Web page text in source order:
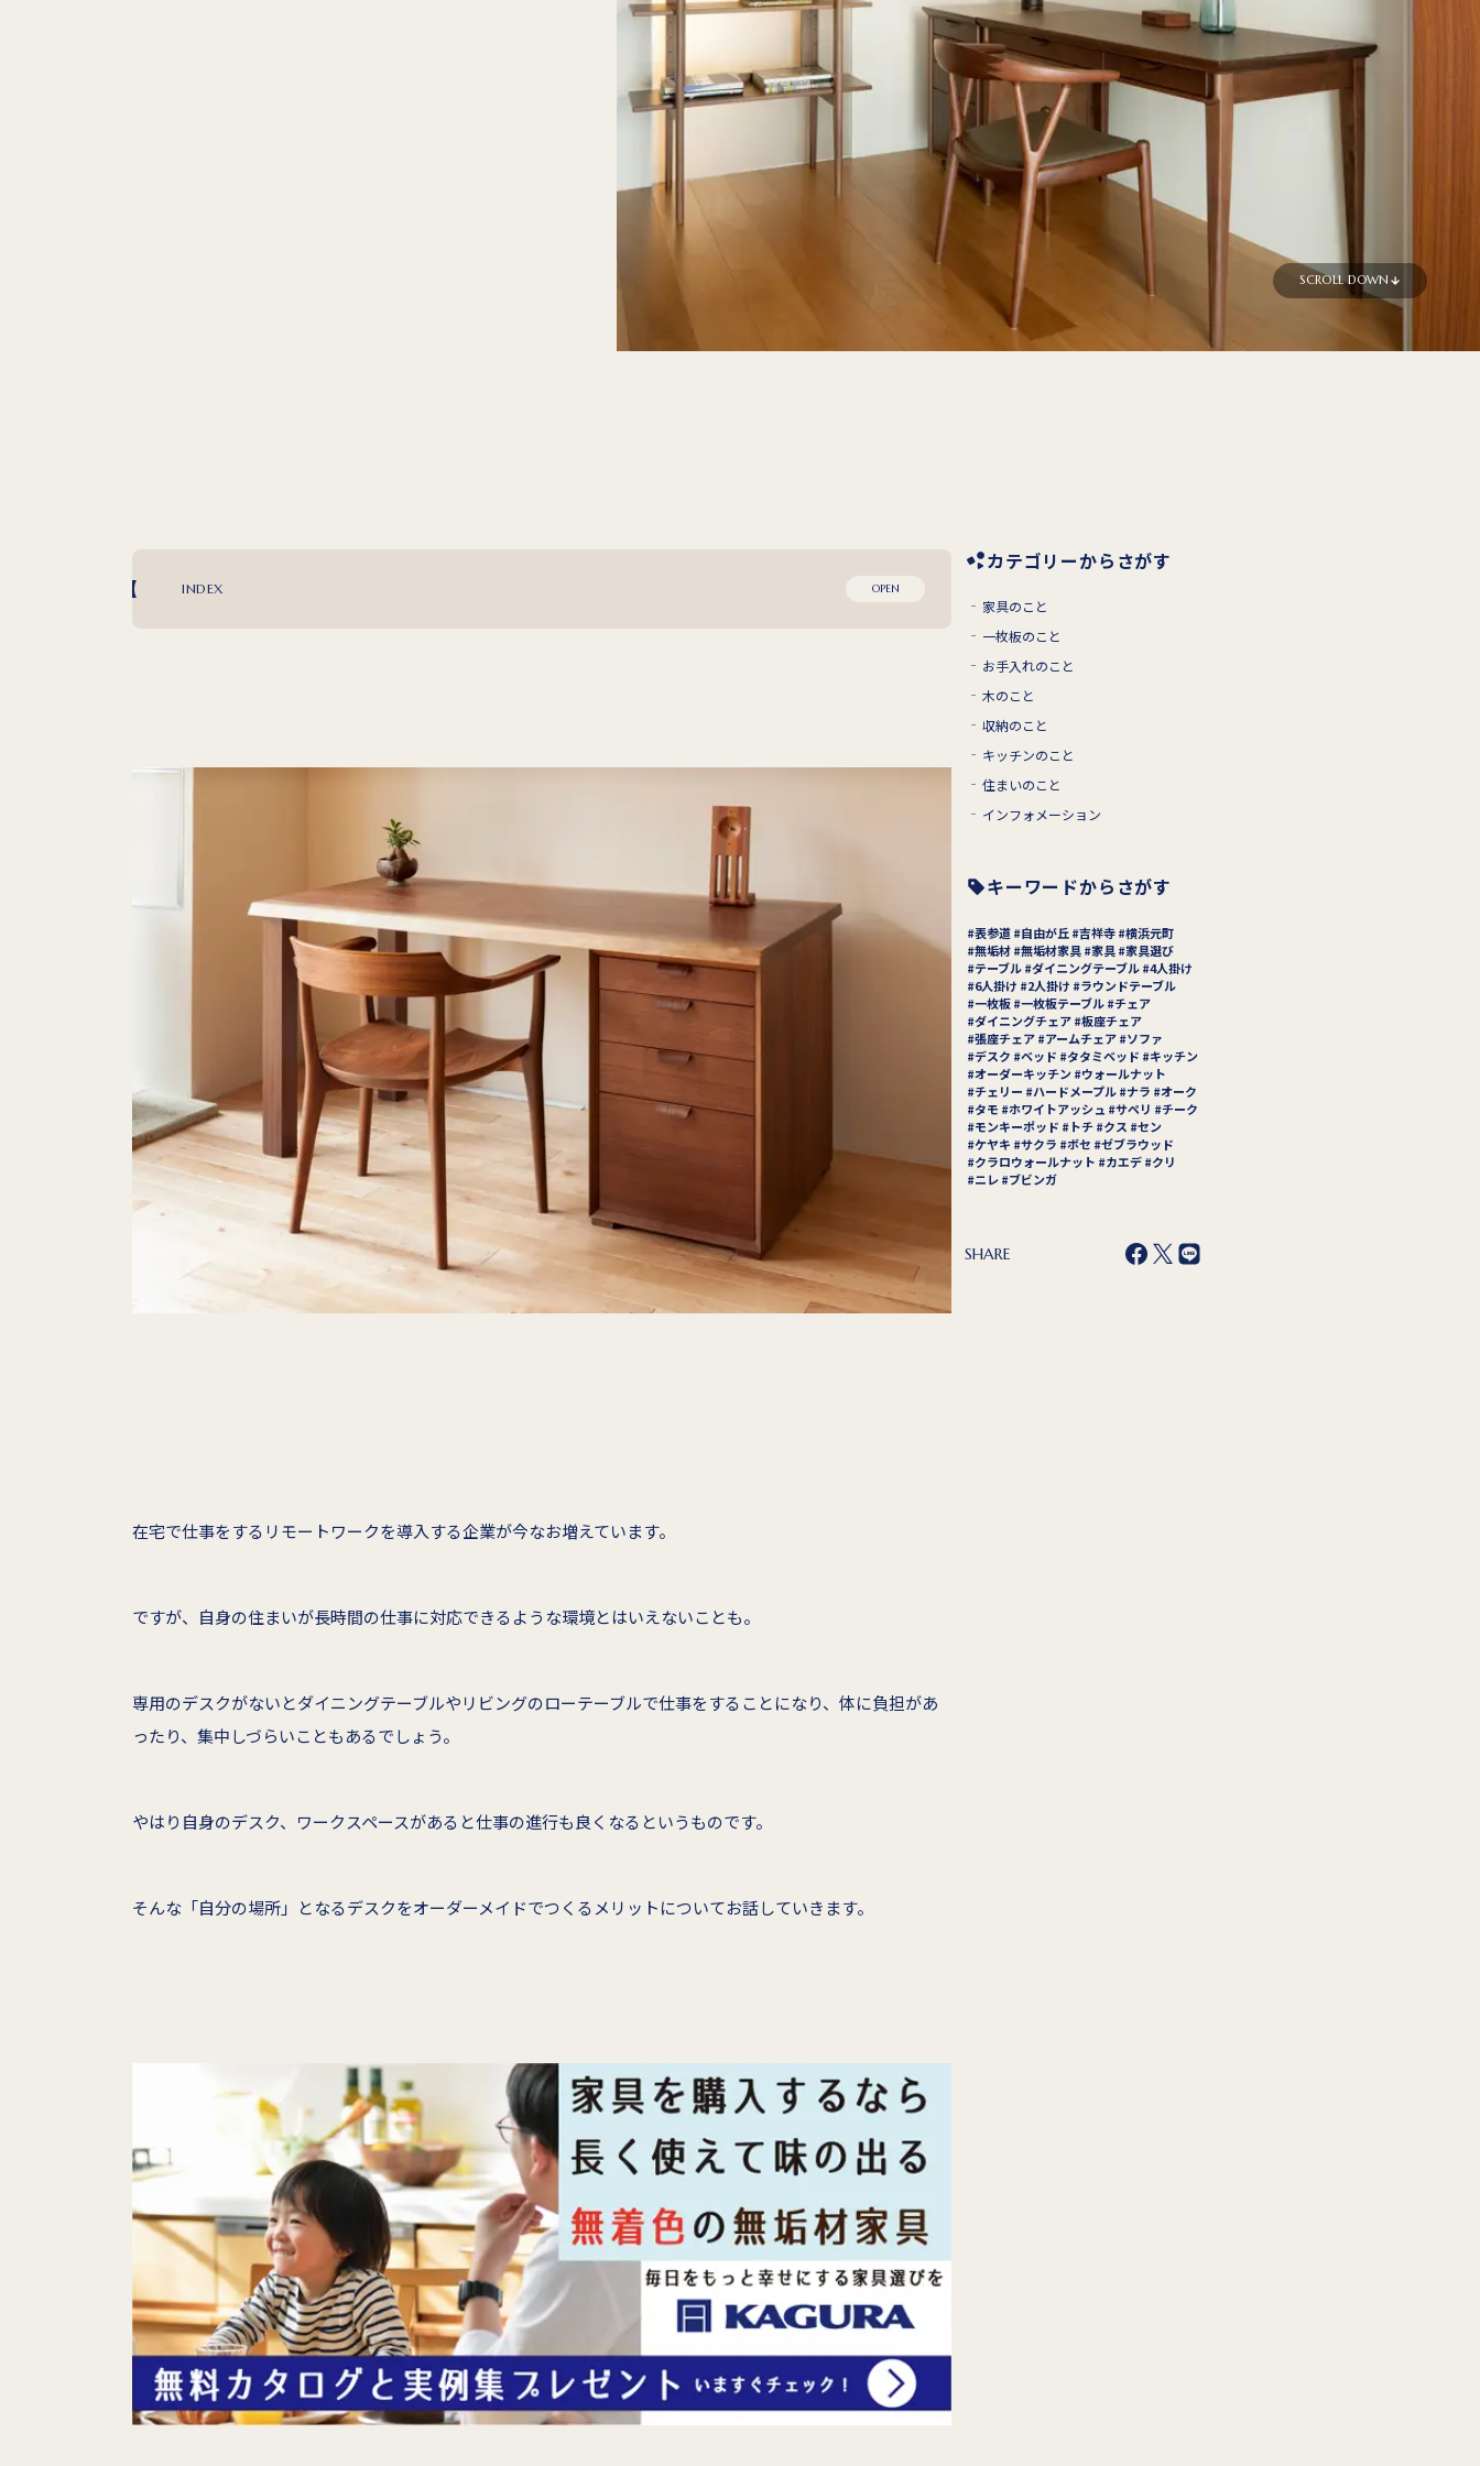
SCROLL DOWN
INDEX OPEN
在宅で仕事をするリモートワークを導入する企業が今なお増えています。
ですが、自身の住まいが長時間の仕事に対応できるような環境とはいえないことも。
専用のデスクがないとダイニングテーブルやリビングのローテーブルで仕事をすることになり、体に負担があ
ったり、集中しづらいこともあるでしょう。
やはり自身のデスク、ワークスペースがあると仕事の進行も良くなるというものです。
そんな「自分の場所」となるデスクをオーダーメイドでつくるメリットについてお話していきます。
カテゴリーからさがす
家具のこと
一枚板のこと
お手入れのこと
木のこと
収納のこと
キッチンのこと
住まいのこと
インフォメーション
キーワードからさがす
表参道 自由が丘 吉祥寺 横浜元町
無垢材 無垢材家具 家具
家具選び
テーブル ダイニングテーブル 4人掛け
6人掛け
2人掛け
ラウンドテーブル
一枚板 一枚板テーブル チェア
ダイニングチェア 板座チェア
張座チェア
アームチェア
ソファ
デスク
ベッド タタミベッド
キッチン
オーダーキッチン
ウォールナット
チェリー
ハードメープル ナラ
オーク
タモ
ホワイトアッシュ サペリ
チーク
モンキーポッド
トチ クス
セン
ケヤキ
サクラ ボセ
ゼブラウッド
クラロウォールナット
カエデ
クリ
ニレ
ブビンガ
SHARE